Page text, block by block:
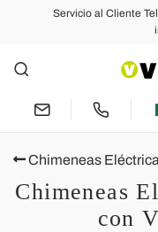
Servicio al Cliente
Chimeneas
Chimeneas
con